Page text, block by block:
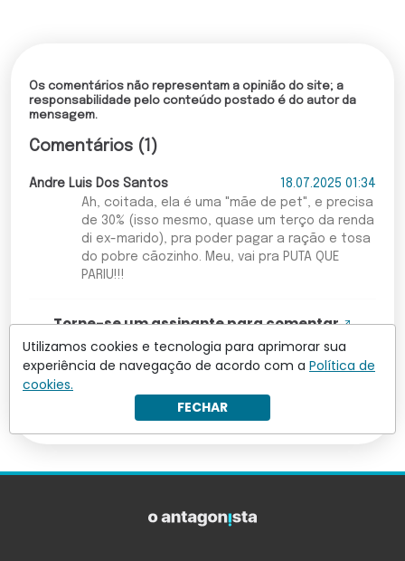
Os comentários não representam a opinião do site; a
responsabilidade pelo conteúdo postado é do autor da
mensagem.
Comentários (1)
Andre Luis Dos Santos
18.07.2025 01:34
Ah, coitada, ela é uma "mãe de pet", e precisa
de 30% (isso mesmo, quase um terço da renda
di ex-marido), pra poder pagar a ração e tosa
do pobre cãozinho. Meu, vai pra PUTA QUE
PARIU!!!
Torne-se um assinante para comentar
Leia mais comentários
Utilizamos cookies e tecnologia para aprimorar sua
experiência de navegação de acordo com a Política de
cookies.
FECHAR